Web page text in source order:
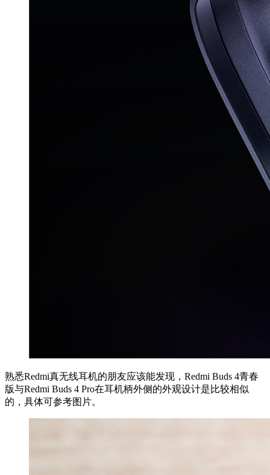
熟悉Redmi真无线耳机的朋友应该能发现，Redmi Buds 4青春
版与Redmi Buds 4 Pro在耳机柄外侧的外观设计是比较相似
的，具体可参考图片。